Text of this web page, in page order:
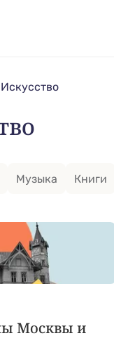
Искусство
Музыка Книги
Москвы и